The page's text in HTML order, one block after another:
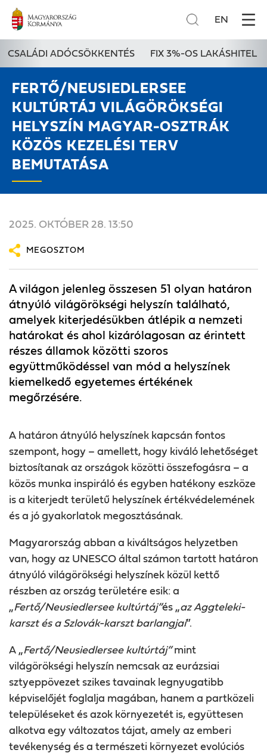
CSALÁDI ADÓCSÖKKENTÉS FIX 3%-OS LAKÁSHITEL
EN
FERTŐ/NEUSIEDLERSEE
KULTÚRTÁJ VILÁGÖRÖKSÉGI
HELYSZÍN MAGYAR-OSZTRÁK
KÖZÖS KEZELÉSI TERV
BEMUTATÁSA
2025. OKTÓBER 28. 13:50
MEGOSZTOM
A világon jelenleg összesen 51 olyan határon
átnyúló világörökségi helyszín található,
amelyek kiterjedésükben átlépik a nemzeti
határokat és ahol kizárólagosan az érintett
részes államok közötti szoros
együttműködéssel van mód a helyszínek
kiemelkedő egyetemes értékének
megőrzésére.
A határon átnyúló helyszínek kapcsán fontos
szempont, hogy – amellett, hogy kiváló lehetőséget
biztosítanak az országok közötti összefogásra – a
közös munka inspiráló és egyben hatékony eszköze
is a kiterjedt területű helyszínek értékvédelemének
és a jó gyakorlatok megosztásának.
Magyarország abban a kiváltságos helyzetben
van, hogy az UNESCO által számon tartott határon
átnyúló világörökségi helyszínek közül kettő
részben az ország területére esik: a
„Fertő/Neusiedlersee kultúrtáj”és „az Aggteleki-
karszt és a Szlovák-karszt barlangjai”.
A „Fertő/Neusiedlersee kultúrtáj”mint
világörökségi helyszín nemcsak az eurázsiai
sztyeppövezet szikes tavainak legnyugatibb
képviselőjét foglalja magában, hanem a partközeli
településeket és azok környezetét is, együttesen
alkotva egy változatos tájat, amely az emberi
tevékenység és a természeti környezet evolúciós